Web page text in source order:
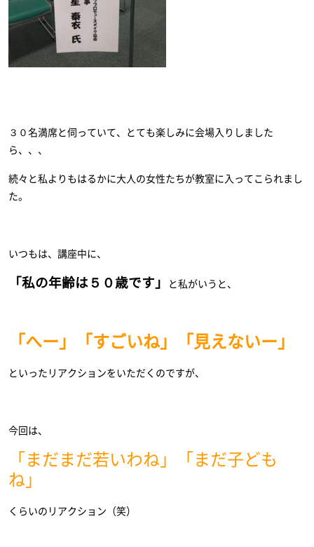
３０名満席と伺っていて、とても楽しみに会場入りしました
ら、、、
続々と私よりもはるかに大人の女性たちが教室に入ってこられまし
た。
いつもは、講座中に、
「私の年齢は５０歳です」 と私がいうと、
「へー」「すごいね」「見えないー」
といったリアクションをいただくのですが、
今回は、
「まだまだ若いわね」「まだ子ども
ね」
くらいのリアクション（笑）